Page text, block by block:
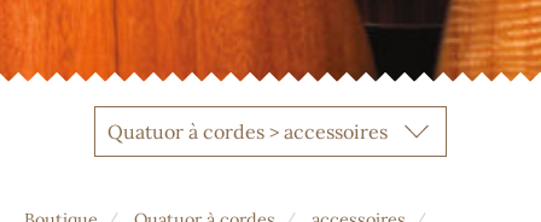
Quatuor à cordes > accessoires